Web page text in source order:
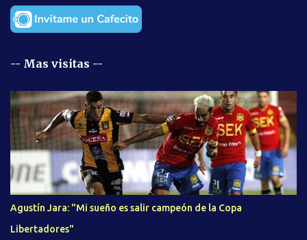
-- Mas visitas --
Agustín Jara: "Mi sueño es salir campeón de la Copa
Libertadores"